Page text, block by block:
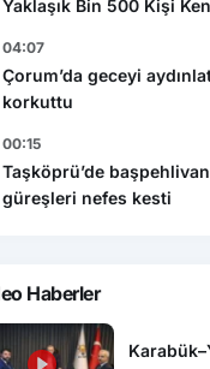
Yaklaşık Bin 500 Kişi
04:07
Çorum’da geceyi
korkuttu
00:15
Taşköprü’de
güreşleri nefes kesti
Haberler